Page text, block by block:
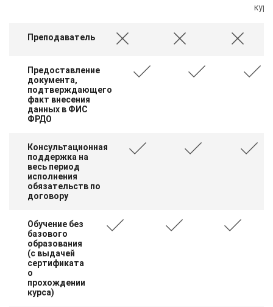
Преподаватель
Предоставление
документа,
подтверждающего
факт внесения
данных в ФИС
ФРДО
Консультационная
поддержка на
весь период
исполнения
обязательств по
договору
Обучение без
базового
образования
(с выдачей
сертификата
о
прохождении
курса)